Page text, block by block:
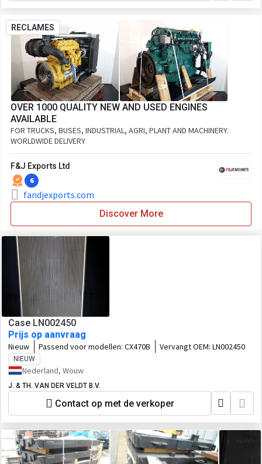
RECLAMES
OVER 1000 QUALITY NEW AND USED ENGINES
AVAILABLE
FOR TRUCKS, BUSES, INDUSTRIAL, AGRI, PLANT AND MACHINERY.
WORLDWIDE DELIVERY
F&J Exports Ltd
6
fandjexports.com
Discover More
Case LN002450
Prijs op aanvraag
Nieuw Passend voor modellen: CX470B Vervangt OEM: LN002450
NIEUW
Nederland, Wouw
J. & TH. VAN DER VELDT B.V.
Contact op met de verkoper